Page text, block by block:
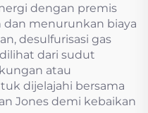
dengan premis
dan menurunkan biaya
desulfurisasi gas
dari sudut
atau
dijelajahi bersama
Jones demi kebaikan